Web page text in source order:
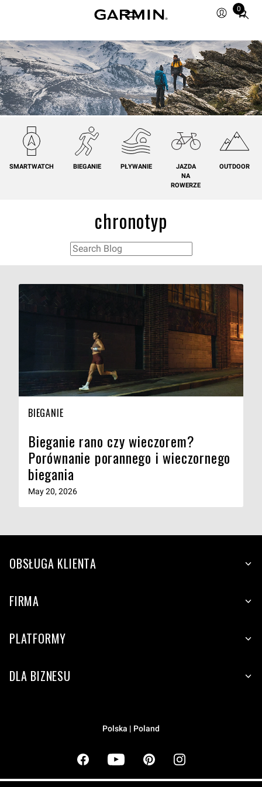
0
Total
in
cart:
0
SMARTWATCH BIEGANIE PŁYWANIE
JAZDA
NA
ROWERZE
OUTDOOR
chronotyp
BIEGANIE
Bieganie rano czy wieczorem?
Porównanie porannego i wieczornego
biegania
May 20, 2026
OBSŁUGA KLIENTA
FIRMA
PLATFORMY
DLA BIZNESU
Polska | Poland